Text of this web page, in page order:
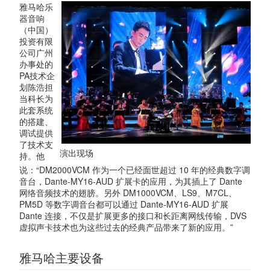
演出现场
雅马哈乐
器音响
（中国）
投资有限
公司广州
办事处的
PA技术企
划陈浩担
当科长为
此套系统
的搭建、
调试提供
了技术支
持。他
说：“DM2000VCM 作为一个已经面世超过 10 年的经典数字调
音台，Dante-MY16-AUD 扩展卡的应用，为其插上了 Dante
网络音频技术的翅膀。另外 DM1000VCM、LS9、M7CL、
PM5D 等数字调音台都可以通过 Dante-MY16-AUD 扩展
Dante 连接，不仅是扩展更多的接口和长距离网线传输，DVS
虚拟声卡技术也为这些过去的经典产品带来了新的应用。”
雅马哈主要设备